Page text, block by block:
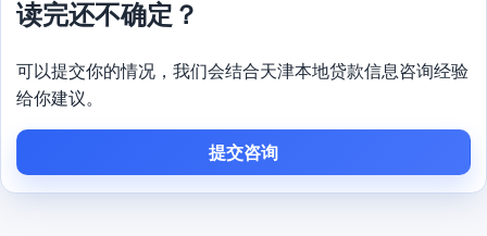
读完还不确定？
可以提交你的情况，我们会结合天津本地贷款信息咨询经验
给你建议。
提交咨询